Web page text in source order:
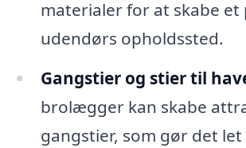
materialer for at skabe et
udendørs opholdssted.
Gangstier og stier til
brolægger kan skabe
gangstier, som gør det